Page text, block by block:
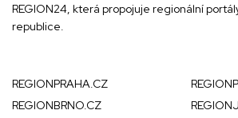
REGION24, která propojuje regionální
republice.
REGIONPRAHA.CZ
REGIONBRNO.CZ